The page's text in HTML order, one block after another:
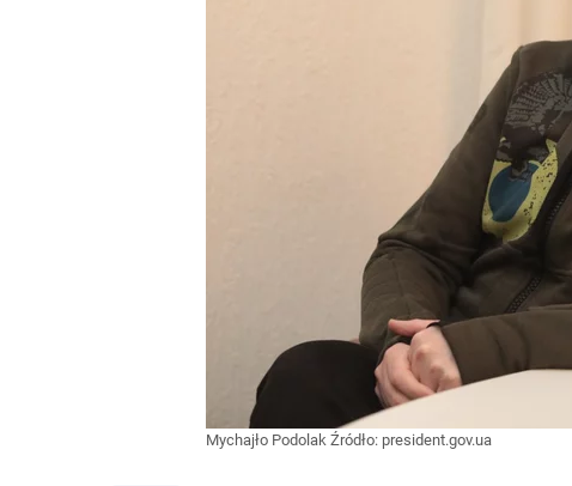
Mychajło Podolak Źródło: president.gov.ua